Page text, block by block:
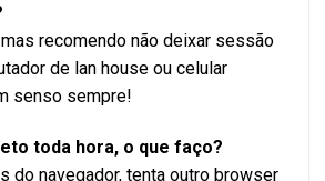
recomendo não deixar sessão
de lan house ou celular
senso sempre!
toda hora, o que faço?
do navegador, tenta outro browser